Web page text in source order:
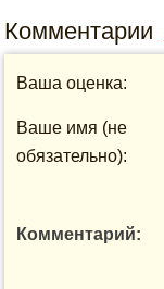
Комментарии
Ваша оценка:
Ваше имя (не
обязательно):
Комментарий: